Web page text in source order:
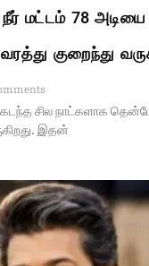
மட்டம் 78 அடியை
வரத்து குறைந்து
சில நாட்களாக
இதன்